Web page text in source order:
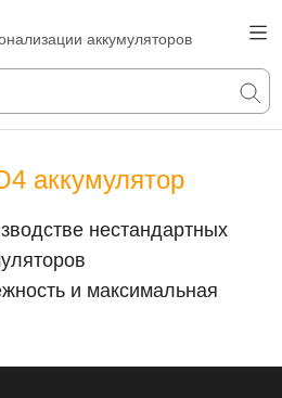
аккумуляторов
аккумулятор
нестандартных
и максимальная